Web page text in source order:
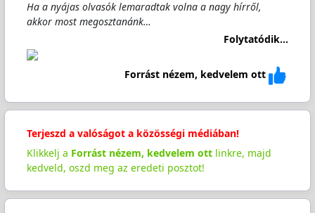
Ha a nyájas olvasók lemaradtak volna a nagy hírről,
akkor most megosztanánk…
Folytatódik...
Forrást nézem, kedvelem ott
Terjeszd a valóságot a közösségi médiában!
Klikkelj a Forrást nézem, kedvelem ottlinkre, majd
kedveld, oszd meg az eredeti posztot!